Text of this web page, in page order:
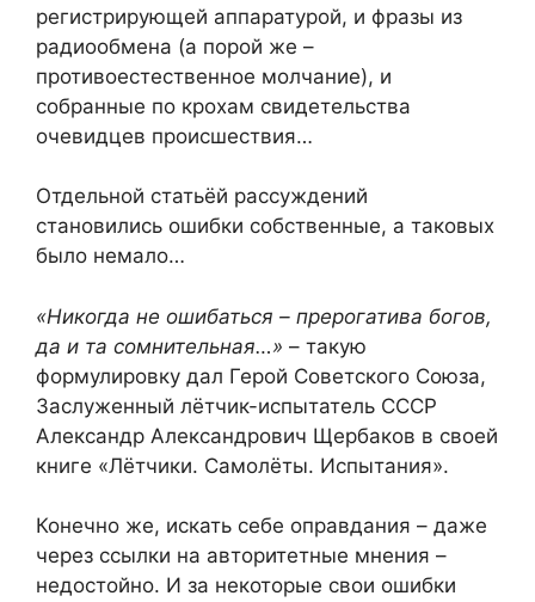
регистрирующей аппаратурой, и фразы из
радиообмена (а порой же –
противоестественное молчание), и
собранные по крохам свидетельства
очевидцев происшествия…
Отдельной статьёй рассуждений
становились ошибки собственные, а таковых
было немало…
«Никогда не ошибаться – прерогатива богов,
да и та сомнительная…» – такую
формулировку дал Герой Советского Союза,
Заслуженный лётчик-испытатель СССР
Александр Александрович Щербаков в своей
книге «Лётчики. Самолёты. Испытания».
Конечно же, искать себе оправдания – даже
через ссылки на авторитетные мнения –
недостойно. И за некоторые свои ошибки